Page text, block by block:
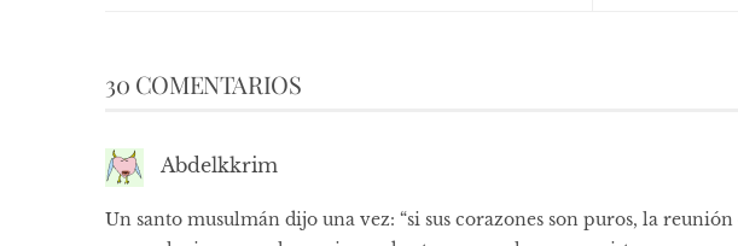
30 COMENTARIOS
Abdelkkrim
Un santo musulmán dijo una vez: “si sus corazones son puros, la